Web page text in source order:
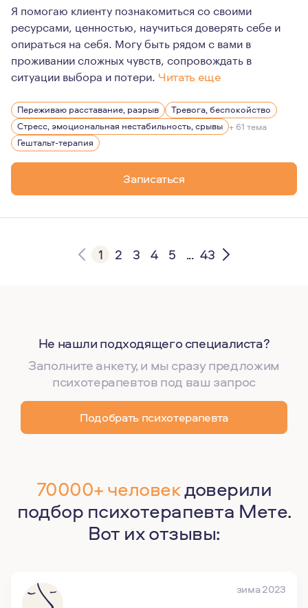
Я помогаю клиенту познакомиться со своими
ресурсами, ценностью, научиться доверять себе и
опираться на себя. Могу быть рядом с вами в
проживании сложных чувств, сопровождать в
ситуации выбора и потери. Читать еще
Для меня встреча с каждым клиентом, это про
Я всегда мечтала быть психологом. Это моя первая и
Я замужем, моим отношениям уже более 10 лет. Детей
Люблю спорт, являюсь частым гостем тренажёрных
Не являюсь поклонником активного проведения
Переживаю расставание, разрыв
Тревога, беспокойство
Стресс, эмоциональная нестабильность, срывы + 61 тема
Гештальт-терапия
Записаться
1 2 3 4 5 ... 43
Не нашли подходящего специалиста?
Заполните анкету, и мы сразу предложим
психотерапевтов под ваш запрос
Подобрать психотерапевта
70000+ человекдоверили
подбор психотерапевта Мете.
Вот их отзывы:
зима 2023